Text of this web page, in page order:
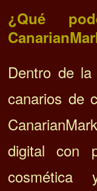
¿Qué
Dentro de la
canarios de
digital con